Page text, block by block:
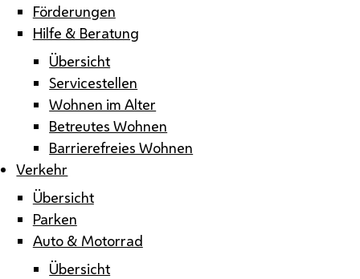
Förderungen
Hilfe & Beratung
Übersicht
Servicestellen
Wohnen im Alter
Betreutes Wohnen
Barrierefreies Wohnen
Verkehr
Übersicht
Parken
Auto & Motorrad
Übersicht